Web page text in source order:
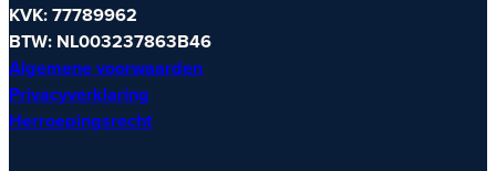
KVK: 77789962
BTW: NL003237863B46
Algemene voorwaarden
Privacyverklaring
Herroepingsrecht